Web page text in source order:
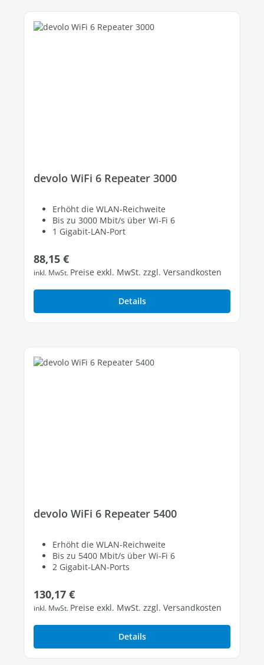
devolo WiFi 6 Repeater 3000
Erhöht die WLAN-Reichweite
Bis zu 3000 Mbit/s über Wi-Fi 6
1 Gigabit-LAN-Port
Regulärer Preis:
88,15 €
inkl. MwSt. Preise exkl. MwSt. zzgl. Versandkosten
Details
devolo WiFi 6 Repeater 5400
Erhöht die WLAN-Reichweite
Bis zu 5400 Mbit/s über Wi-Fi 6
2 Gigabit-LAN-Ports
Regulärer Preis:
130,17 €
inkl. MwSt. Preise exkl. MwSt. zzgl. Versandkosten
Details